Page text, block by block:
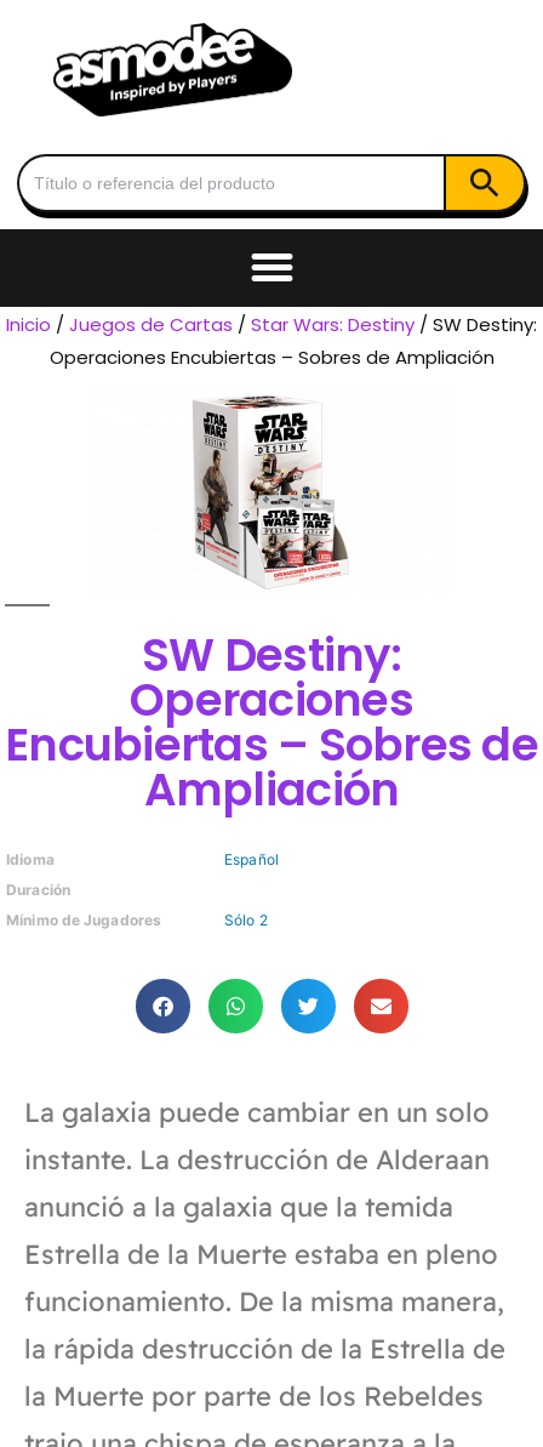
Buscar: Botón de
Inicio /Juegos de Cartas /Star Wars: Destiny / SW Destiny:
Operaciones Encubiertas – Sobres de Ampliación
SW Destiny:
Operaciones
Encubiertas – Sobres de
Ampliación
Idioma
Español
Duración
Mínimo de Jugadores
Sólo 2
La galaxia puede cambiar en un solo
instante. La destrucción de Alderaan
anunció a la galaxia que la temida
Estrella de la Muerte estaba en pleno
funcionamiento. De la misma manera,
la rápida destrucción de la Estrella de
la Muerte por parte de los Rebeldes